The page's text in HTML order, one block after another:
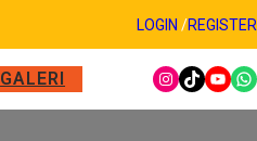
LOGIN /REGISTER
GALERI